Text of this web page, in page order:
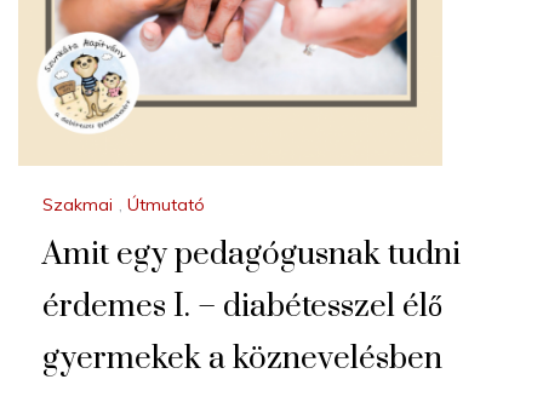
Szakmai , Útmutató
Amit egy pedagógusnak tudni
érdemes I. – diabétesszel élő
gyermekek a köznevelésben